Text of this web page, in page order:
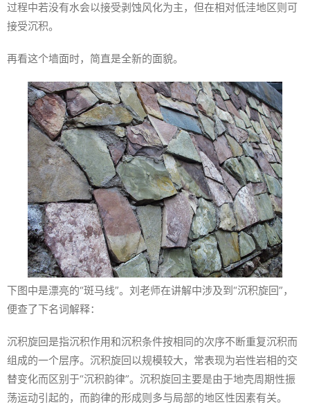
过程中若没有水会以接受剥蚀风化为主，但在相对低洼地区则可
接受沉积。
再看这个墙面时，简直是全新的面貌。
下图中是漂亮的“斑马线”。刘老师在讲解中涉及到“沉积旋回”，
便查了下名词解释：
沉积旋回是指沉积作用和沉积条件按相同的次序不断重复沉积而
组成的一个层序。沉积旋回以规模较大，常表现为岩性岩相的交
替变化而区别于“沉积韵律”。沉积旋回主要是由于地壳周期性振
荡运动引起的，而韵律的形成则多与局部的地区性因素有关。